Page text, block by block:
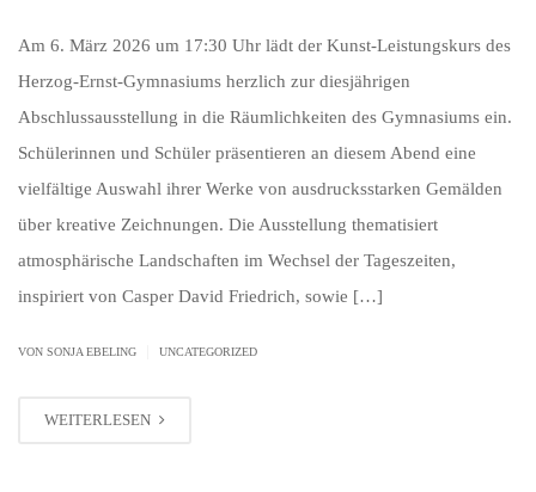
Am 6. März 2026 um 17:30 Uhr lädt der Kunst-Leistungskurs des
Herzog-Ernst-Gymnasiums herzlich zur diesjährigen
Abschlussausstellung in die Räumlichkeiten des Gymnasiums ein.
Schülerinnen und Schüler präsentieren an diesem Abend eine
vielfältige Auswahl ihrer Werke von ausdrucksstarken Gemälden
über kreative Zeichnungen. Die Ausstellung thematisiert
atmosphärische Landschaften im Wechsel der Tageszeiten,
inspiriert von Casper David Friedrich, sowie […]
VON SONJA EBELING UNCATEGORIZED
WEITERLESEN